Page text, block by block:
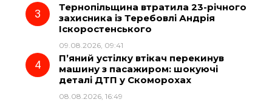
o a p
Тернопільщина втратила 23-річного
захисника із Теребовлі Андрія
Іскоростенського
09.08.2026, 09:41
П’яний устілку втікач перекинув
машину з пасажиром: шокуючі
деталі ДТП у Скоморохах
08.08.2026, 16:49